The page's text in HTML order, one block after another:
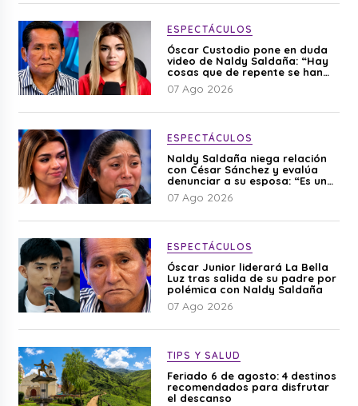
ESPECTÁCULOS
Óscar Custodio pone en duda
video de Naldy Saldaña: “Hay
cosas que de repente se han
editado”
07 Ago 2026
ESPECTÁCULOS
Naldy Saldaña niega relación
con César Sánchez y evalúa
denunciar a su esposa: “Es una
difamación”
07 Ago 2026
ESPECTÁCULOS
Óscar Junior liderará La Bella
Luz tras salida de su padre por
polémica con Naldy Saldaña
07 Ago 2026
TIPS Y SALUD
Feriado 6 de agosto: 4 destinos
recomendados para disfrutar
el descanso